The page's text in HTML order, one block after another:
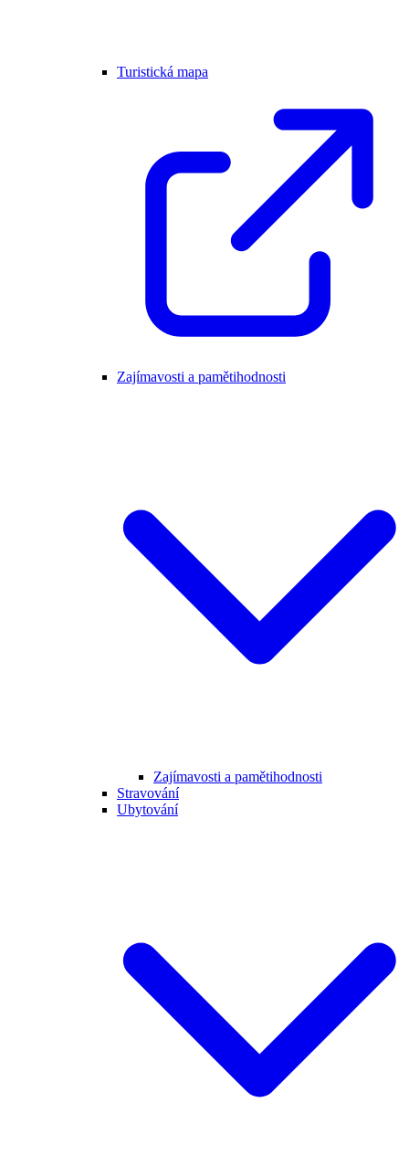
Turistická mapa
Zajímavosti a pamětihodnosti
Zajímavosti a pamětihodnosti
Stravování
Ubytování